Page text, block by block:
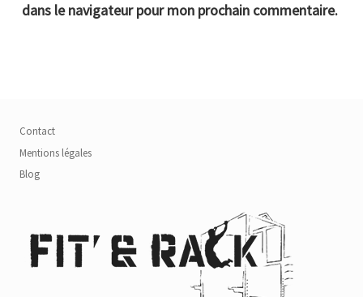
dans le navigateur pour mon prochain commentaire.
Contact
Mentions légales
Blog